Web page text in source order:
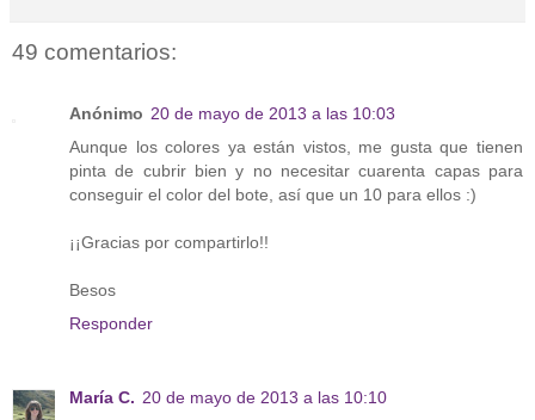
49 comentarios:
Anónimo 20 de mayo de 2013 a las 10:03
Aunque los colores ya están vistos, me gusta que tienen
pinta de cubrir bien y no necesitar cuarenta capas para
conseguir el color del bote, así que un 10 para ellos :)
¡¡Gracias por compartirlo!!
Besos
Responder
María C. 20 de mayo de 2013 a las 10:10